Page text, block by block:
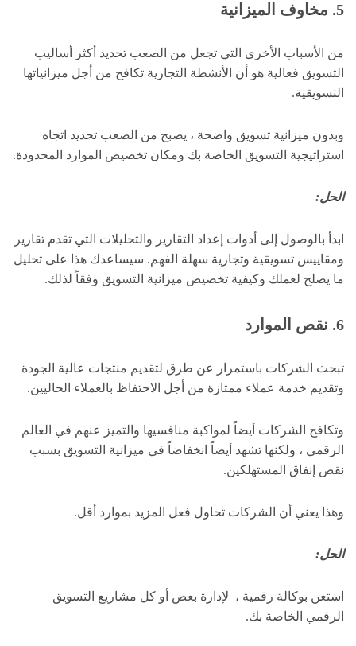
5. مخاوف الميزانية
من الأسباب الأخرى التي تجعل من الصعب تحديد أكثر أساليب
التسويق فعالية هو أن الأنشطة التجارية تكافح من أجل ميزانياتها
التسويقية.
وبدون ميزانية تسويق واضحة ، يصبح من الصعب تحديد اتجاه
استراتيجية التسويق الخاصة بك ومكان تخصيص الموارد المحدودة.
الحل:
ابدأ بالوصول إلى أدوات إعداد التقارير والتحليلات التي تقدم تقارير
ومقاييس تسويقية وتجارية سهلة الفهم. سيساعدك هذا على تحليل
ما يصلح لعملك وكيفية تخصيص ميزانية التسويق وفقاً لذلك.
6. نقص الموارد
تبحث الشركات باستمرار عن طرق لتقديم منتجات عالية الجودة
وتقديم خدمة عملاء ممتازة من أجل الاحتفاظ بالعملاء الحاليين.
وتكافح الشركات أيضاً لمواكبة منافسيها والتميز عنهم في العالم
الرقمي ، ولكنها تشهد أيضاً انخفاضاً في ميزانية التسويق بسبب
نقص إنفاق المستهلكين.
وهذا يعني أن الشركات تحاول فعل المزيد بموارد أقل.
الحل:
استعن بوكالة رقمية ، لإدارة بعض أو كل مشاريع التسويق
الرقمي الخاصة بك.